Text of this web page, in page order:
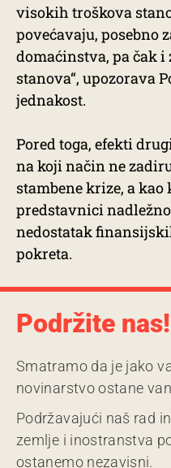
visokih troškova
povećavaju, posebno
domaćinstva, pa čak
stanova“, upozorava
jednakost.
Pored toga, efekti
na koji način ne
stambene krize, a
predstavnici
nedostatak
pokreta.
Podržite nas!
Smatramo da je jako
novinarstvo ostane
Podržavajući naš rad
zemlje i inostranstva
ostanemo nezavisni.